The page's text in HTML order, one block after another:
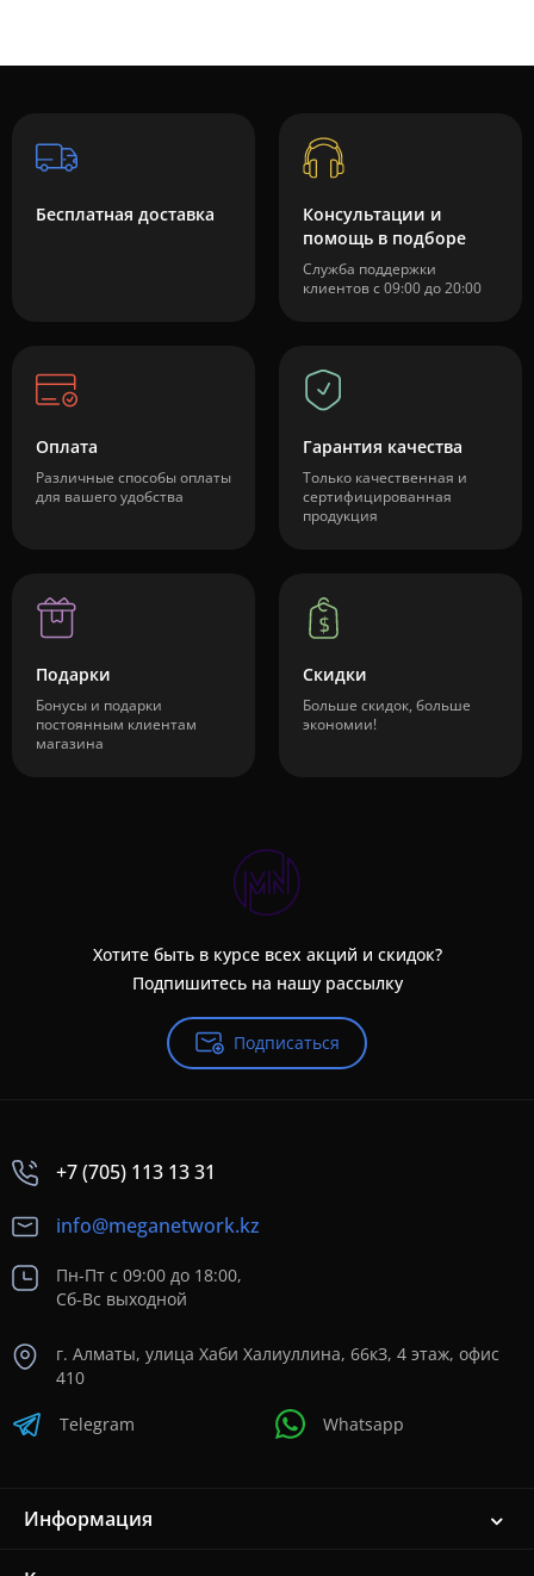
Бесплатная доставка
Консультации и
помощь в подборе
Служба поддержки
клиентов с 09:00 до 20:00
Оплата
Различные способы оплаты
для вашего удобства
Гарантия качества
Только качественная и
сертифицированная
продукция
Подарки
Бонусы и подарки
постоянным клиентам
магазина
Скидки
Больше скидок, больше
экономии!
Хотите быть в курсе всех акций и скидок?
Подпишитесь на нашу рассылку
Подписаться
+7 (705) 113 13 31
info@meganetwork.kz
Пн-Пт с 09:00 до 18:00,
Сб-Вс выходной
г. Алматы, улица Хаби Халиуллина, 66кЗ, 4 этаж, офис
410
Telegram Whatsapp
Информация